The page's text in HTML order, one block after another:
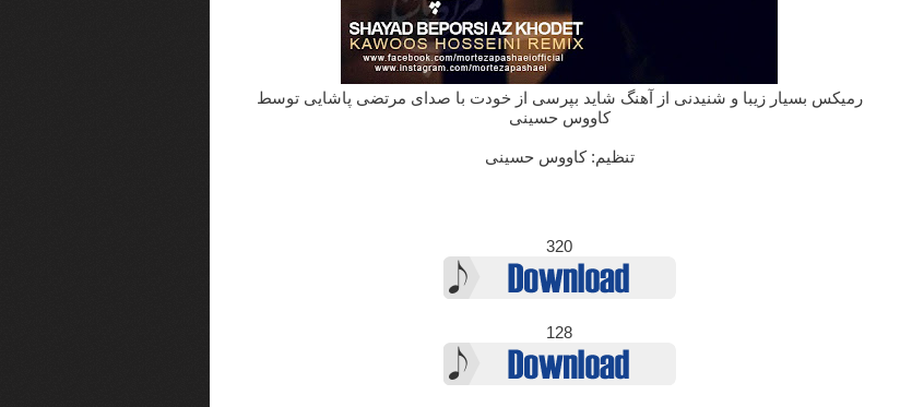
رمیکس بسیار زیبا و شنیدنی از آهنگ شاید بپرسی از خودت با صدای مرتضی پاشایی توسط
کاووس حسینی
تنظیم: کاووس حسینی
320
128